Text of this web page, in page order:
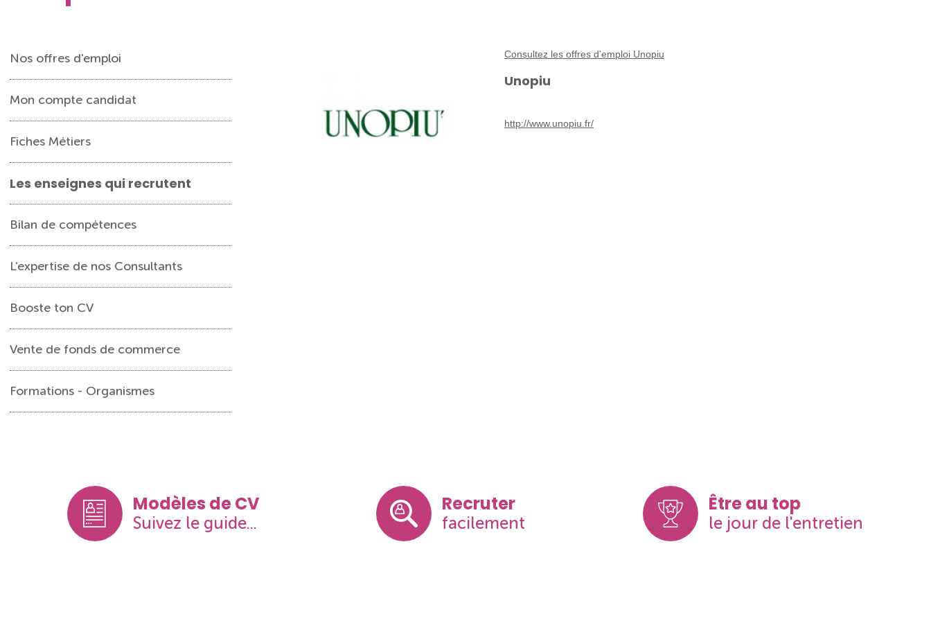
Nos offres d'emploi
Mon compte candidat
Fiches Métiers
Les enseignes qui recrutent
Bilan de compétences
L'expertise de nos Consultants
Booste ton CV
Vente de fonds de commerce
Formations - Organismes
Consultez les offres d'emploi Unopiu
Unopiu
http://www.unopiu.fr/
Modèles de CV
Suivez le guide...
Recruter
facilement
Être au top
le jour de l'entretien